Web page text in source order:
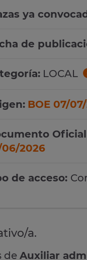
ya
de
LOCAL
BOE 07/
Oficial
06/2026
de acceso:
a.
de Auxiliar